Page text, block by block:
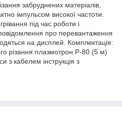
забруднених матеріалів,
імпульсом високої частоти.
під час роботи і
про перевантаження
на дисплей. Комплектація:
різання плазмотрон P-80 (5 м)
з кабелем інструкція з